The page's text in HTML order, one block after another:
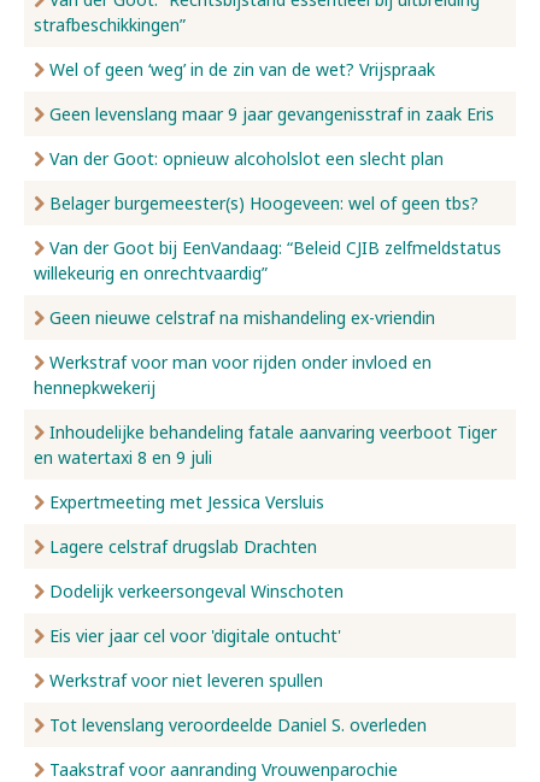
strafbeschikkingen”
Wel of geen ‘weg’ in de zin van de wet? Vrijspraak
Geen levenslang maar 9 jaar gevangenisstraf in zaak Eris
Van der Goot: opnieuw alcoholslot een slecht plan
Belager burgemeester(s) Hoogeveen: wel of geen tbs?
Van der Goot bij EenVandaag: “Beleid CJIB zelfmeldstatus
willekeurig en onrechtvaardig”
Geen nieuwe celstraf na mishandeling ex-vriendin
Werkstraf voor man voor rijden onder invloed en
hennepkwekerij
Inhoudelijke behandeling fatale aanvaring veerboot Tiger
en watertaxi 8 en 9 juli
Expertmeeting met Jessica Versluis
Lagere celstraf drugslab Drachten
Dodelijk verkeersongeval Winschoten
Eis vier jaar cel voor 'digitale ontucht'
Werkstraf voor niet leveren spullen
Tot levenslang veroordeelde Daniel S. overleden
Taakstraf voor aanranding Vrouwenparochie